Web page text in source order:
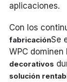
aplicaciones.
Con los
fabricaciónSe
WPC dominen
decorativos
solución